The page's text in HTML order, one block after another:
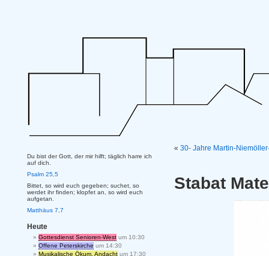
« 30- Jahre Martin-
Stabat
Du bist der Gott, der mir hilft; täglich harre ich
auf dich.
Psalm 25,5
Bittet, so wird euch gegeben; suchet, so
werdet ihr finden; klopfet an, so wird euch
aufgetan.
Matthäus 7,7
Heute
Gottesdienst Senioren-West um 10:30
Offene Peterskirche um 14:30
Musikalische Ökum. Andacht um 17:30